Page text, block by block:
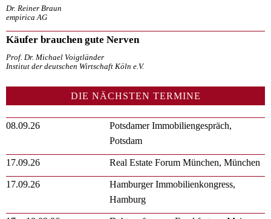
Dr. Reiner Braun
empirica AG
Käufer brauchen gute Nerven
Prof. Dr. Michael Voigtländer
Institut der deutschen Wirtschaft Köln e.V.
DIE NÄCHSTEN TERMINE
08.09.26
Potsdamer Immobiliengespräch,
Potsdam
17.09.26 Real Estate Forum München, München
17.09.26
Hamburger Immobilienkongress,
Hamburg